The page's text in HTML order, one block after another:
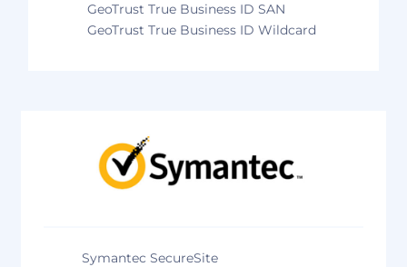
GeoTrust True Business ID SAN
GeoTrust True Business ID Wildcard
Symantec SecureSite